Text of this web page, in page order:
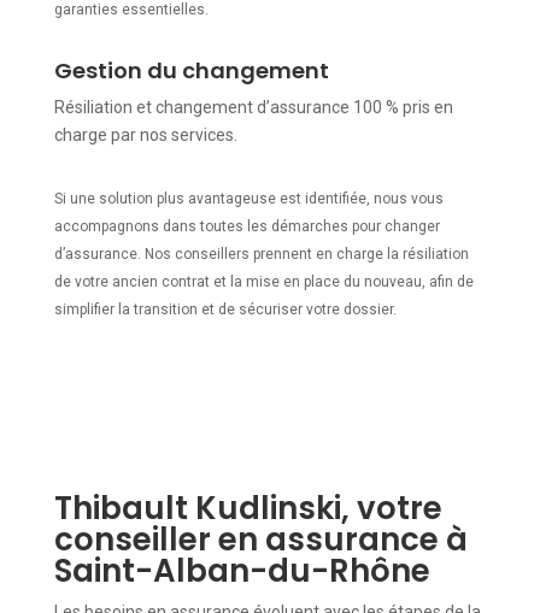
garanties essentielles.
Gestion du changement
Résiliation et changement d’assurance 100 % pris en
charge par nos services.
Si une solution plus avantageuse est identifiée, nous vous
accompagnons dans toutes les démarches pour changer
d’assurance. Nos conseillers prennent en charge la résiliation
de votre ancien contrat et la mise en place du nouveau, afin de
simplifier la transition et de sécuriser votre dossier.
Thibault Kudlinski, votre
conseiller en assurance à
Saint-Alban-du-Rhône